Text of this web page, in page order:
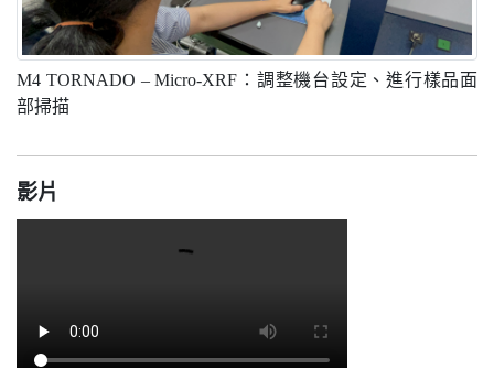
M4 TORNADO – Micro-XRF：調整機台設定、進行樣品面
部掃描
影片